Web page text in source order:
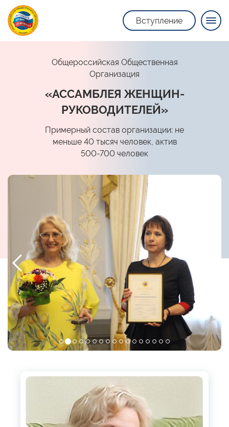
Вступление
Общероссийская Общественная
Организация
«АССАМБЛЕЯ ЖЕНЩИН-
РУКОВОДИТЕЛЕЙ»
Примерный состав организации: не
меньше 40 тысяч человек, актив
500-700 человек